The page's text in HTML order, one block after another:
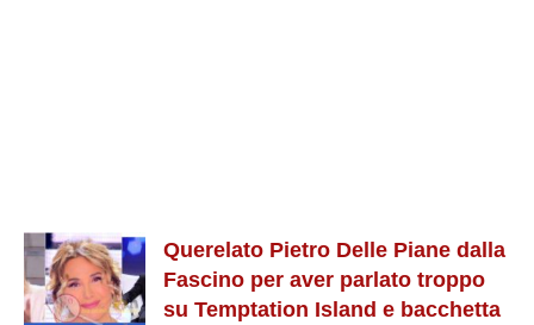
Querelato Pietro Delle Piane dalla
Fascino per aver parlato troppo
su Temptation Island e bacchetta